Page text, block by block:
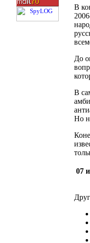
В
До
В
Но
07